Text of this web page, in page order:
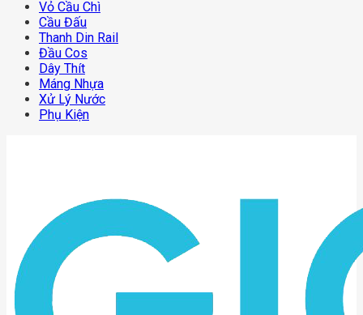
Vỏ Cầu Chì
Cầu Đấu
Thanh Din Rail
Đầu Cos
Dây Thít
Máng Nhựa
Xử Lý Nước
Phụ Kiện